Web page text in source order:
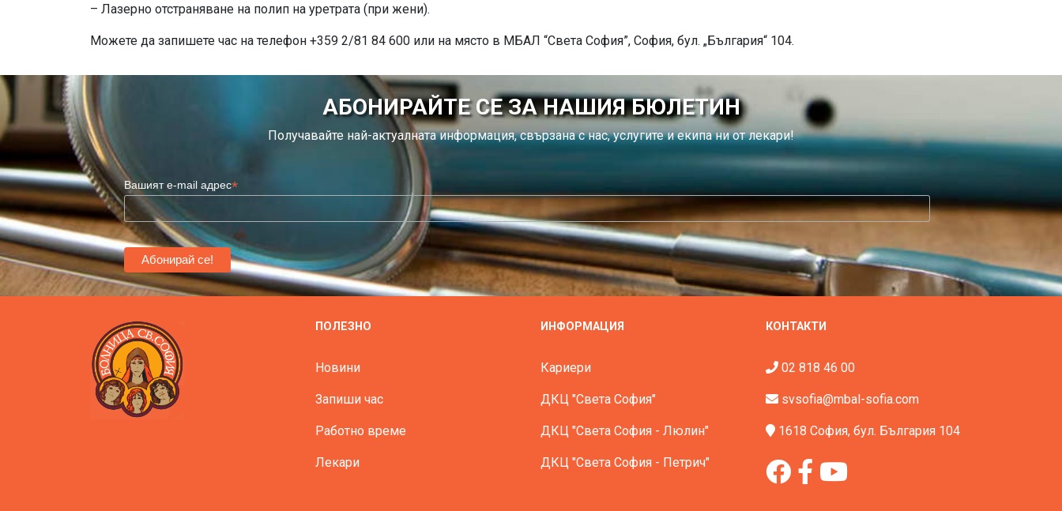
– Лазерно отстраняване на полип на уретрата (при жени).
Можете да запишете час на телефон +359 2/81 84 600 или на място в МБАЛ “Света София”, София, бул. „България“ 104.
АБОНИРАЙТЕ СЕ ЗА НАШИЯ БЮЛЕТИН
Получавайте най-актуалната информация, свързана с нас, услугите и екипа ни от лекари!
Вашият e-mail адрес*
ПОЛЕЗНО
Новини
Запиши час
Работно време
Лекари
ИНФОРМАЦИЯ
Кариери
ДКЦ "Света София"
ДКЦ "Света София - Люлин"
ДКЦ "Света София - Петрич"
КОНТАКТИ
02 818 46 00
svsofia@mbal-sofia.com
1618 София, бул. България 104